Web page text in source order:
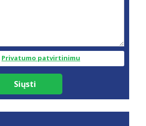
Privatumo patvirtinimu
Siųsti